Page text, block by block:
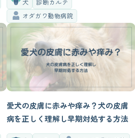
犬
診断カルテ
オダガワ動物病院
愛犬の皮膚に赤みや痒み？犬の皮膚
病を正しく理解し早期対処する方法